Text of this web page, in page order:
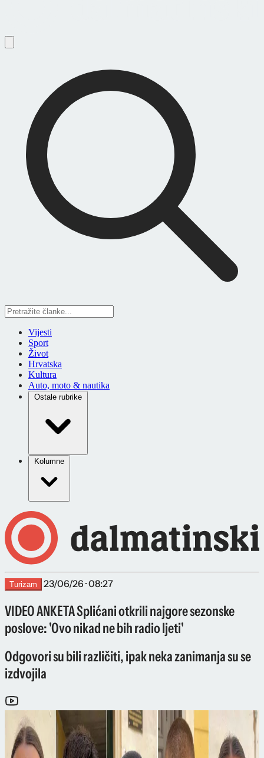
Vijesti
Sport
Život
Hrvatska
Kultura
Auto, moto & nautika
Ostale rubrike
Kolumne
Turizam 23/06/26 · 08:27
VIDEO ANKETA Splićani otkrili najgore sezonske
poslove: 'Ovo nikad ne bih radio ljeti'
Odgovori su bili različiti, ipak neka zanimanja su se
izdvojila